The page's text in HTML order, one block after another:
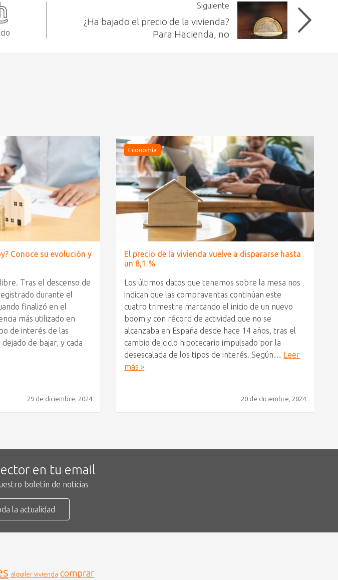
Siguiente
¿Ha bajado el precio de la vivienda?
Para Hacienda, no
Conoce su evolución y
Tras el descenso de
durante el
finalizó en el
más utilizado en
de interés de las
de bajar, y cada
29 de diciembre, 2024
Economía
El precio de la vivienda vuelve a dispararse hasta
un 8,1 %
Los últimos datos que tenemos sobre la mesa nos
indican que las compraventas continúan este
cuatro trimestre marcando el inicio de un nuevo
boom y con récord de actividad que no se
alcanzaba en España desde hace 14 años, tras el
cambio de ciclo hipotecario impulsado por la
desescalada de los tipos de interés. Según… Leer
más »
20 de diciembre, 2024
en tu email
boletín de noticias
la actualidad
alquiler vivienda comprar